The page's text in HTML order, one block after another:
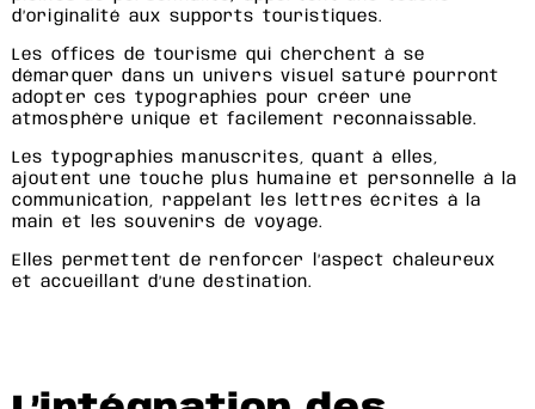
d’originalité aux supports touristiques.
Les offices de tourisme qui cherchent à se
démarquer dans un univers visuel saturé pourront
adopter ces typographies pour créer une
atmosphère unique et facilement reconnaissable.
Les typographies manuscrites, quant à elles,
ajoutent une touche plus humaine et personnelle à la
communication, rappelant les lettres écrites à la
main et les souvenirs de voyage.
Elles permettent de renforcer l’aspect chaleureux
et accueillant d’une destination.